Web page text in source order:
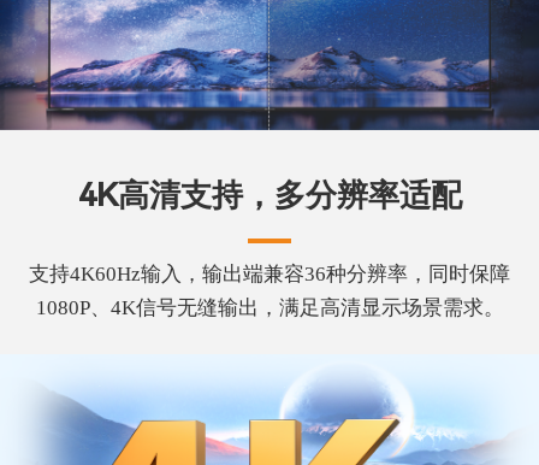
4K高清支持，多分辨率适配
支持4K60Hz输入，输出端兼容36种分辨率，同时保障
1080P、4K信号无缝输出，满足高清显示场景需求。